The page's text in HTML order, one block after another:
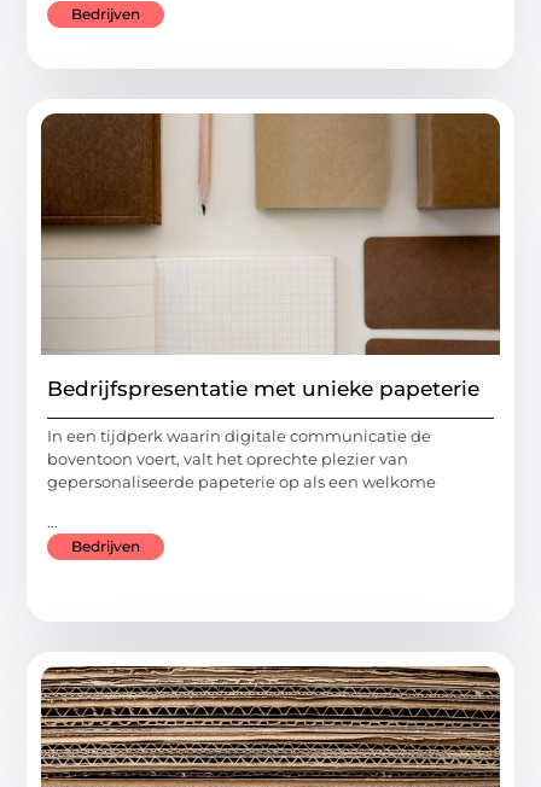
Bedrijven
Bedrijfspresentatie met unieke papeterie
In een tijdperk waarin digitale communicatie de
boventoon voert, valt het oprechte plezier van
gepersonaliseerde papeterie op als een welkome
...
Bedrijven